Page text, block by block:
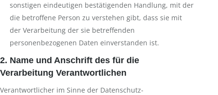
sonstigen eindeutigen bestätigenden Handlung, mit der
die betroffene Person zu verstehen gibt, dass sie mit
der Verarbeitung der sie betreffenden
personenbezogenen Daten einverstanden ist.
2. Name und Anschrift des für die
Verarbeitung Verantwortlichen
Verantwortlicher im Sinne der Datenschutz-